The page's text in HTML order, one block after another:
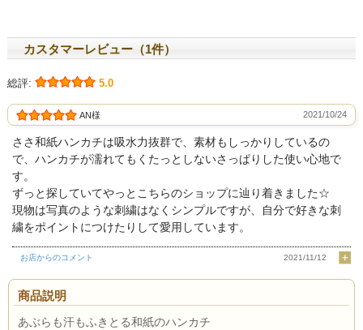
カスタマーレビュー（1件）
総評: 5.0
AN様 2021/10/24
ささ和紙ハンカチは吸水力抜群で、素材もしっかりしているの
で、ハンカチが濡れてもくたっとしないさっぱりした使い心地で
す。
ずっと探していてやっとこちらのショップに辿り着きました☆
現物は写真のような刺繍はなくシンプルですが、自分で好きな刺
繍をポイントにつけたりして愛用しています。
お店からのコメント 2021/11/12
商品説明
あぶらも汗もふきとる和紙のハンカチ